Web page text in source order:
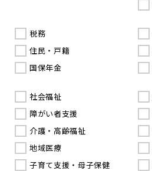
税務
住民・戸籍
国保年金
社会福祉
障がい者支援
介護・高齢福祉
地域医療
子育て支援・母子保健